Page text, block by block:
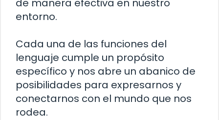
de manera efectiva en nuestro
entorno.
Cada una de las funciones del
lenguaje cumple un propósito
específico y nos abre un abanico de
posibilidades para expresarnos y
conectarnos con el mundo que nos
rodea.